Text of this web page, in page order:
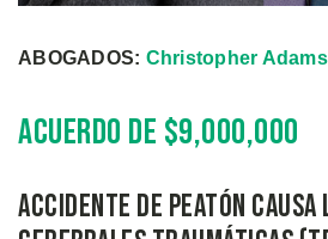
ABOGADOS: Christopher
Acuerdo de $9,000,000
Accidente de peatón causa